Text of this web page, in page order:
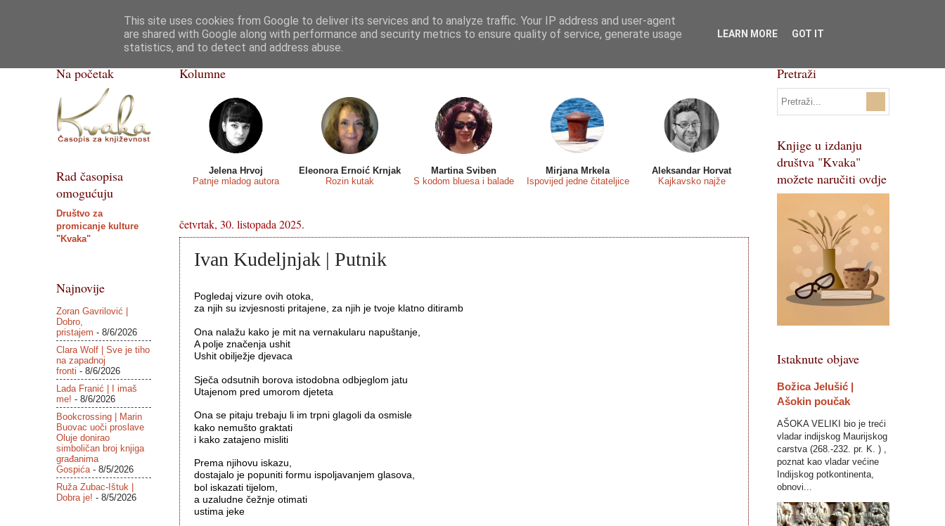
Poezija Priče, crtice Razgovor sa... Predstavljamo Osvrti Recenzije Eseji Svi natječaji
Pojmovnik
ISSN 2459-5632
Kolumne
Jelena Hrvoj
Patnje mladog autora
Eleonora Ernoić Krnjak
Rozin kutak
Martina Sviben
S kodom bluesa i balade
Mirjana Mrkela
Ispovijed jedne čitateljice
Aleksandar Horvat
Kajkavsko najže
četvrtak, 30. listopada 2025.
Ivan Kudeljnjak | Putnik
Pogledaj vizure ovih otoka,
za njih su izvjesnosti pritajene, za njih je tvoje klatno ditiramb
Ona nalažu kako je mit na vernakularu napuštanje,
A polje značenja ushit
Ushit obilježje djevaca
Sječa odsutnih borova istodobna odbjeglom jatu
Utajenom pred umorom djeteta
Ona se pitaju trebaju li im trpni glagoli da osmisle
kako nemušto graktati
i kako zatajeno misliti
Prema njihovu iskazu,
dostajalo je popuniti formu ispoljavanjem glasova,
bol iskazati tijelom,
a uzaludne čežnje otimati
ustima jeke
Na početak
Rad časopisa
omogućuju
Društvo za
promicanje kulture
"Kvaka"
Najnovije
Zoran Gavrilović |
Dobro,
pristajem - 8/6/2026
Clara Wolf | Sve je tiho
na zapadnoj
fronti - 8/6/2026
Lada Franić | I imaš
me! - 8/6/2026
Bookcrossing | Marin
Buovac uoči proslave
Oluje donirao
simboličan broj knjiga
građanima
Gospića- 8/5/2026
Ruža Zubac-Ištuk |
Dobra je! - 8/5/2026
Pretraži
Knjige u izdanju
društva "Kvaka"
možete naručiti ovdje
Istaknute objave
Božica Jelušić |
Ašokin poučak
AŠOKA VELIKI bio je treći
vladar indijskog Maurijskog
carstva (268.-232. pr. K. ) ,
poznat kao vladar većine
Indijskog potkontinenta,
obnovi...
This site uses cookies from Google to deliver its services and to analyze traffic. Your IP address and user-agent
are shared with Google along with performance and security metrics to ensure quality of service, generate usage
statistics, and to detect and address abuse.
LEARN MORE GOT IT